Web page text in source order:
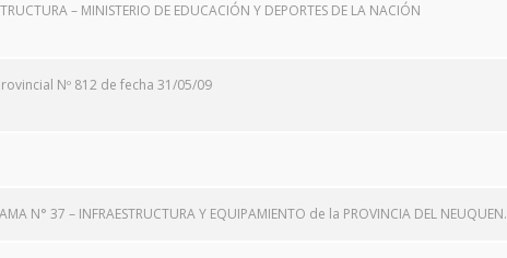
– MINISTERIO DE EDUCACIÓN Y DEPORTES DE LA NACIÓN
Nº 812 de fecha 31/05/09
N° 37 – INFRAESTRUCTURA Y EQUIPAMIENTO de la PROVINCIA DEL NEUQUEN.